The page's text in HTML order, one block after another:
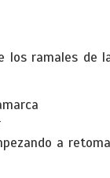
ramales de
a